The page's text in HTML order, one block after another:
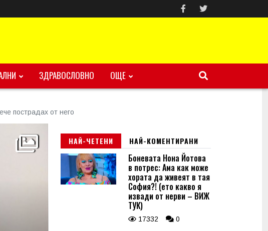
ЗДРАВОСЛОВНО ОЩЕ
пострадах от него
НАЙ-ЧЕТЕНИ НАЙ-КОМЕНТИРАНИ
Боневата Нона Йотова
в потрес: Ама как може
хората да живеят в тая
София?! (ето какво я
извади от нерви – ВИЖ
ТУК)
17332 0